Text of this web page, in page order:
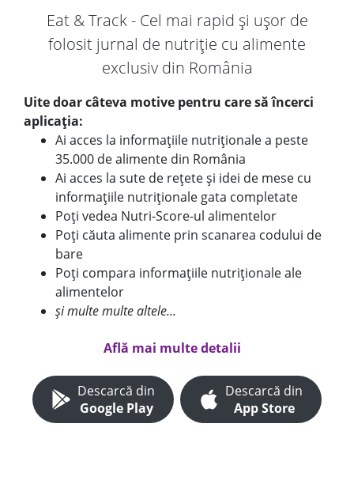
Eat & Track - Cel mai rapid și ușor de
folosit jurnal de nutriție cu alimente
exclusiv din România
Uite doar câteva motive pentru care să încerci
aplicația:
Ai acces la informațiile nutriționale a peste
35.000 de alimente din România
Ai acces la sute de rețete și idei de mese cu
informațiile nutriționale gata completate
Poți vedea Nutri-Score-ul alimentelor
Poți căuta alimente prin scanarea codului de
bare
Poți compara informațiile nutriționale ale
alimentelor
și multe multe altele...
Află mai multe detalii
Descarcă din
Google Play
Descarcă din
App Store